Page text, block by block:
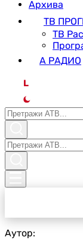
Архива
ТВ
ТВ
А РАДИО
L
Аутор: